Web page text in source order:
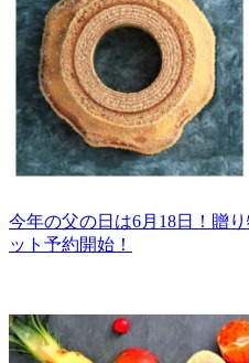
今年の父の日は6月18日！贈
ット予約開始！